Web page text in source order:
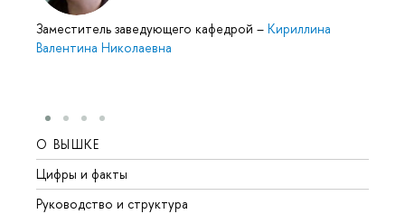
Заместитель заведующего кафедрой – Кириллина
Валентина Николаевна
О ВЫШКЕ
Цифры и факты
Руководство и структура